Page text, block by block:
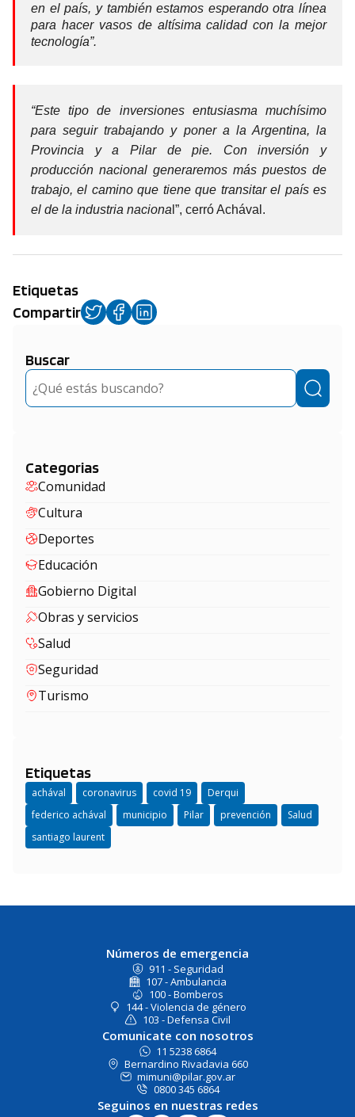
en el país, y también estamos esperando otra línea
para hacer vasos de altísima calidad con la mejor
tecnología”.
“Este tipo de inversiones entusiasma muchísimo
para seguir trabajando y poner a la Argentina, la
Provincia y a Pilar de pie. Con inversión y
producción nacional generaremos más puestos de
trabajo, el camino que tiene que transitar el país es
el de la industria naciona l”, cerró Achával.
Etiquetas
Compartir
Buscar
Buscar
Categorias
Comunidad
Cultura
Deportes
Educación
Gobierno Digital
Obras y servicios
Salud
Seguridad
Turismo
Etiquetas
achával coronavirus covid 19
Derqui
federico achával
municipio Pilar prevención
Salud
santiago laurent
Números de emergencia
911 - Seguridad
107 - Ambulancia
100 - Bomberos
144 - Violencia de género
103 - Defensa Civil
Comunicate con nosotros
11 5238 6864
Bernardino Rivadavia 660
mimuni@pilar.gov.ar
0800 345 6864
Seguinos en nuestras redes